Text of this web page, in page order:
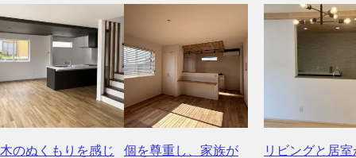
木のぬくもりを感じ
個を尊重し、家族が
リビングと居室